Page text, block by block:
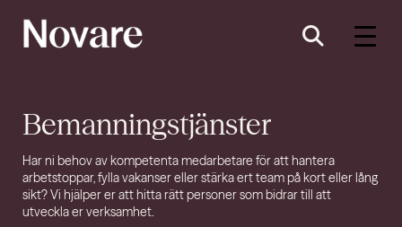
Bemanningstjänster
Har ni behov av kompetenta medarbetare för att hantera
arbetstoppar, fylla vakanser eller stärka ert team på kort eller lång
sikt? Vi hjälper er att hitta rätt personer som bidrar till att
utveckla er verksamhet.